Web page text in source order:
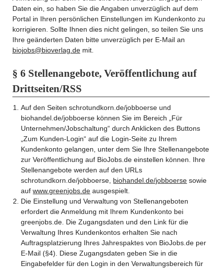
Daten ein, so haben Sie die Angaben unverzüglich auf dem
Portal in Ihren persönlichen Einstellungen im Kundenkonto zu
korrigieren. Sollte Ihnen dies nicht gelingen, so teilen Sie uns
Ihre geänderten Daten bitte unverzüglich per E-Mail an
biojobs@bioverlag.demit.
§ 6 Stellenangebote, Veröffentlichung auf
Drittseiten/RSS
Auf den Seiten schrotundkorn.de/jobboerse und
biohandel.de/jobboerse können Sie im Bereich „Für
Unternehmen/Jobschaltung“ durch Anklicken des Buttons
„Zum Kunden-Login“ auf die Login-Seite zu Ihrem
Kundenkonto gelangen, unter dem Sie Ihre Stellenangebote
zur Veröffentlichung auf BioJobs.de einstellen können. Ihre
Stellenangebote werden auf den URLs
schrotundkorn.de/jobboerse, biohandel.de/jobboerse sowie
aufwww.greenjobs.de ausgespielt.
Die Einstellung und Verwaltung von Stellenangeboten
erfordert die Anmeldung mit Ihrem Kundenkonto bei
greenjobs.de. Die Zugangsdaten und den Link für die
Verwaltung Ihres Kundenkontos erhalten Sie nach
Auftragsplatzierung Ihres Jahrespaktes von BioJobs.de per
E-Mail (§4). Diese Zugangsdaten geben Sie in die
Eingabefelder für den Login in den Verwaltungsbereich für